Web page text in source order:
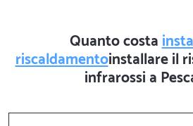
Quanto costa
riscaldamentoinstallare il
infrarossi a